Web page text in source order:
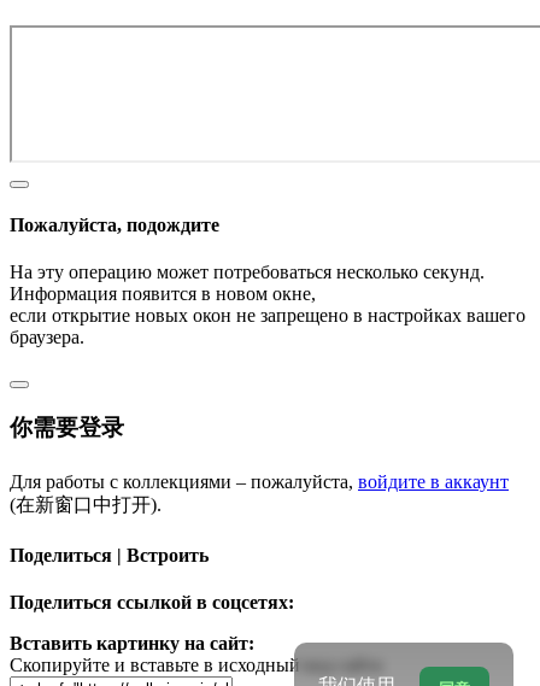
Пожалуйста, подождите
На эту операцию может потребоваться несколько секунд.
Информация появится в новом окне,
если открытие новых окон не запрещено в настройках вашего
браузера.
你需要登录
Для работы с коллекциями – пожалуйста, войдите в аккаунт
(在新窗口中打开).
Поделиться | Встроить
Поделиться ссылкой в соцсетях:
Вставить картинку на сайт:
Скопируйте и вставьте в исходный код сайта